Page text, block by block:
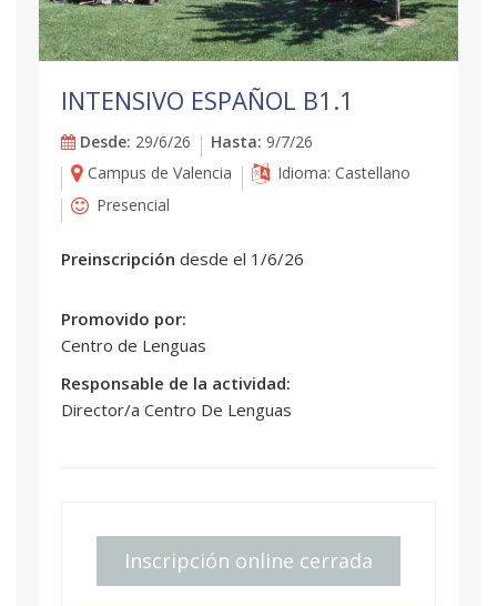
INTENSIVO ESPAÑOL B1.1
Desde: 29/6/26 Hasta: 9/7/26
Campus de Valencia
Idioma: Castellano
Presencial
Preinscripción desde el 1/6/26
Promovido por:
Centro de Lenguas
Responsable de la actividad:
Director/a Centro De Lenguas
Inscripción online cerrada